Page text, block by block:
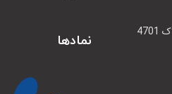
مشهد، بزرگراه بابانظر – بازار بزرگ ملل – طبقه دوم پلاک 4701
نمادها